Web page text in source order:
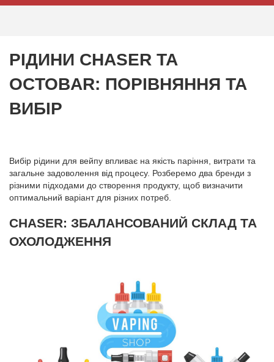
РІДИНИ CHASER ТА
OCTOBAR: ПОРІВНЯННЯ ТА
ВИБІР
Вибір рідини для вейпу впливає на якість паріння, витрати та
загальне задоволення від процесу. Розберемо два бренди з
різними підходами до створення продукту, щоб визначити
оптимальний варіант для різних потреб.
CHASER: ЗБАЛАНСОВАНИЙ СКЛАД ТА
ОХОЛОДЖЕННЯ